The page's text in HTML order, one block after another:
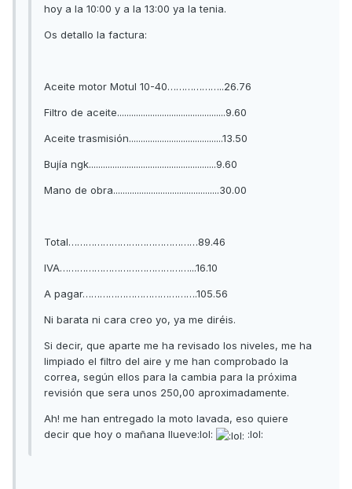
hoy a la 10:00 y a la 13:00 ya la tenia.
Os detallo la factura:
Aceite motor Motul 10-40………………..26.76
Filtro de aceite..............................................9.60
Aceite trasmisión........................................13.50
Bujía ngk......................................................9.60
Mano de obra.............................................30.00
Total………………………………………89.46
IVA………………………………………...16.10
A pagar………………………………….105.56
Ni barata ni cara creo yo, ya me diréis.
Si decir, que aparte me ha revisado los niveles, me ha
limpiado el filtro del aire y me han comprobado la
correa, según ellos para la cambia para la próxima
revisión que sera unos 250,00 aproximadamente.
Ah! me han entregado la moto lavada, eso quiere
decir que hoy o mañana llueve:lol:
:lol: